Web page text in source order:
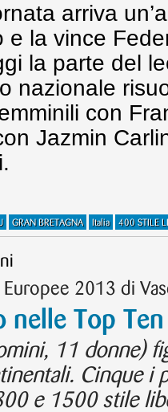
arriva
e la vince
la parte del
nazionale
con
Jazmin
GRAN BRETAGNA Italia 400 STILE
2013 di
nelle Top Ten
11 donne)
Cinque i
e 1500 stile